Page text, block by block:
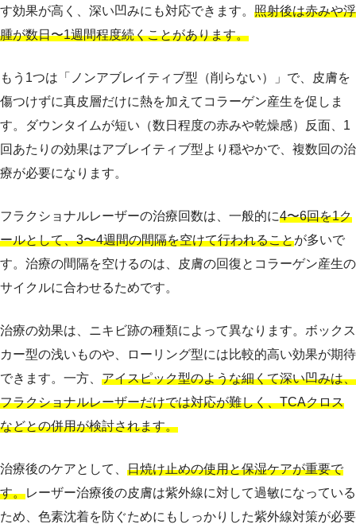
す効果が高く、深い凹みにも対応できます。 照射後は赤みや浮
腫が数日〜1週間程度続くことがあります。
もう1つは「ノンアブレイティブ型（削らない）」で、皮膚を
傷つけずに真皮層だけに熱を加えてコラーゲン産生を促しま
す。ダウンタイムが短い（数日程度の赤みや乾燥感）反面、1
回あたりの効果はアブレイティブ型より穏やかで、複数回の治
療が必要になります。
フラクショナルレーザーの治療回数は、一般的に4〜6回を1ク
ールとして、3〜4週間の間隔を空けて行われることが多いで
す。治療の間隔を空けるのは、皮膚の回復とコラーゲン産生の
サイクルに合わせるためです。
治療の効果は、ニキビ跡の種類によって異なります。ボックス
カー型の浅いものや、ローリング型には比較的高い効果が期待
できます。一方、 アイスピック型のような細くて深い凹みは、
フラクショナルレーザーだけでは対応が難しく、TCAクロス
などとの併用が検討されます。
治療後のケアとして、 日焼け止めの使用と保湿ケアが重要で
す。レーザー治療後の皮膚は紫外線に対して過敏になっている
ため、色素沈着を防ぐためにもしっかりした紫外線対策が必要